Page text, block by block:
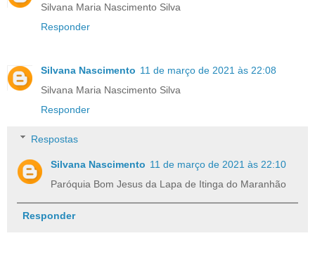
Silvana Maria Nascimento Silva
Responder
Silvana Nascimento 11 de março de 2021 às 22:08
Silvana Maria Nascimento Silva
Responder
Respostas
Silvana Nascimento 11 de março de 2021 às 22:10
Paróquia Bom Jesus da Lapa de Itinga do Maranhão
Responder